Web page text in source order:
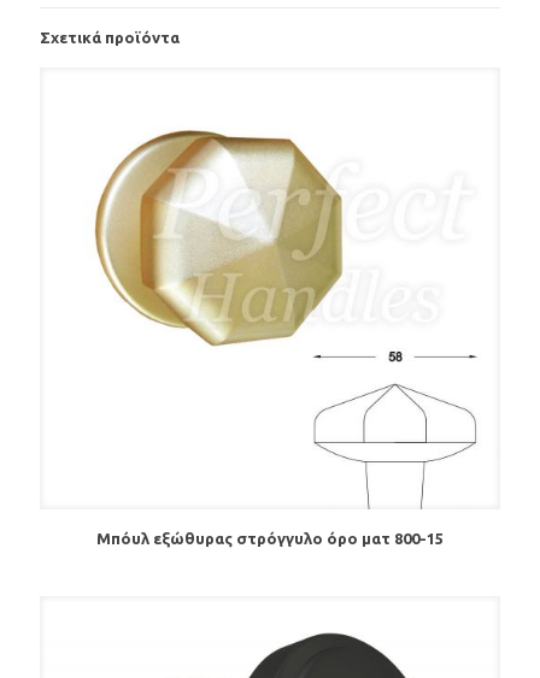
Σχετικά προϊόντα
Μπόυλ εξώθυρας στρόγγυλο όρο ματ 800-15